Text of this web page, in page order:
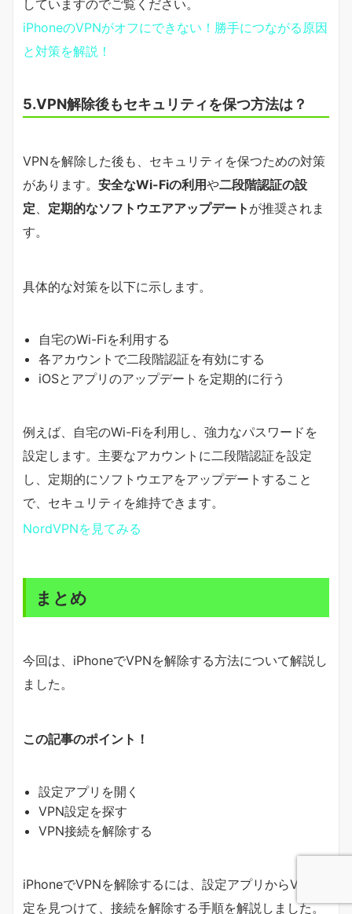
していますのでご覧ください。
iPhoneのVPNがオフにできない！勝手につながる原因
と対策を解説！
5.VPN解除後もセキュリティを保つ方法は？
VPNを解除した後も、セキュリティを保つための対策
があります。 安全なWi-Fiの利用や二段階認証の設
定
定期的なソフトウエアアップデート が推奨されま
す。
具体的な対策を以下に示します。
自宅のWi-Fiを利用する
各アカウントで二段階認証を有効にする
iOSとアプリのアップデートを定期的に行う
例えば、自宅のWi-Fiを利用し、強力なパスワードを
設定します。主要なアカウントに二段階認証を設定
し、定期的にソフトウエアをアップデートすること
で、セキュリティを維持できます。
NordVPNを見てみる
まとめ
今回は、iPhoneでVPNを解除する方法について解説し
ました。
この記事のポイント！
設定アプリを開く
VPN設定を探す
VPN接続を解除する
iPhoneでVPNを解除するには、設定アプリからVPN設
定を見つけて、接続を解除する手順を解説しました。